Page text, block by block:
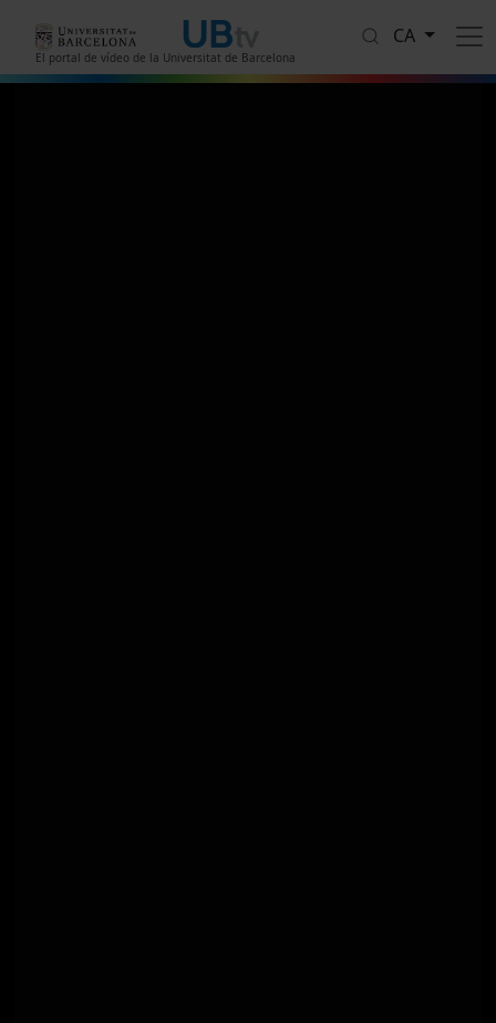
El portal de vídeo de la Universitat de Barcelona
CA